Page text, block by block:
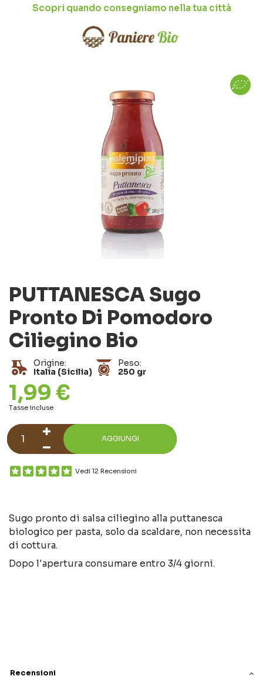
Scopri quando consegniamo nella tua città
PUTTANESCA Sugo
Pronto Di Pomodoro
Ciliegino Bio
Origine:
Italia (Sicilia)
Peso:
250 gr
1,99 €
Tasse incluse
AGGIUNGI
Vedi 12 Recensioni
Sugo pronto di salsa ciliegino alla puttanesca
biologico per pasta, solo da scaldare, non necessita
di cottura.
Dopo l'apertura consumare entro 3/4 giorni.
Recensioni